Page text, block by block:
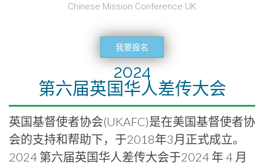
Chinese Mission Conference UK
我要报名
2024
第六届英国华人差传大会
英国基督使者协会(UKAFC)是在美国基督使者协
会的支持和帮助下，于2018年3月正式成立。
2024 第六届英国华人差传大会于2024 年 4 月